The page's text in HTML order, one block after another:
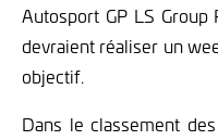
Autosport GP LS
devraient réaliser un
objectif.
Dans le classement